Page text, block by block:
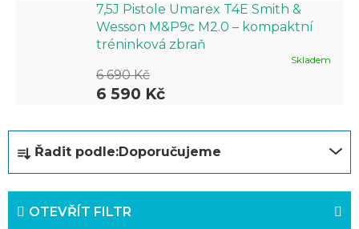
7,5J Pistole Umarex T4E Smith &
Wesson M&P9c M2.0 – kompaktní
tréninková zbraň
Skladem
6 590 Kč
6 690 Kč
z
e
Řadit podle:Doporučujeme
OTEVŘÍT FILTR